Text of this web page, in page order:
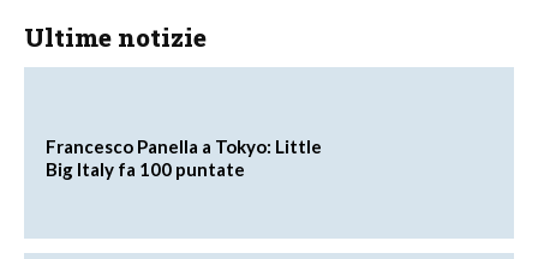
Ultime notizie
Francesco Panella a Tokyo: Little
Big Italy fa 100 puntate